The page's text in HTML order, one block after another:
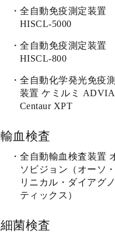
全自動免疫測定装置
HISCL-5000
全自動免疫測定装置
HISCL-800
全自動化学発光免疫
装置 ケミルミ ADVIA
Centaur XPT
輸血検査
全自動輸血検査装置
ソビジョン（オーソ
リニカル・ダイアグ
ティックス）
細菌検査